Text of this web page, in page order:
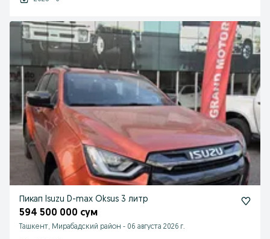
Пикап Isuzu D-max Oksus 3 литр
594 500 000 сум
Ташкент, Мирабадский район - 06 августа 2026 г.